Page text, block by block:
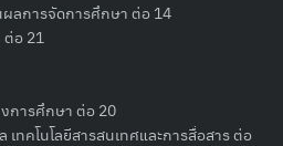
ผลการจัดการศึกษา ต่อ 14
ต่อ 21
การศึกษา ต่อ 20
ทคโนโลยีสารสนเทศและการสื่อสาร ต่อ